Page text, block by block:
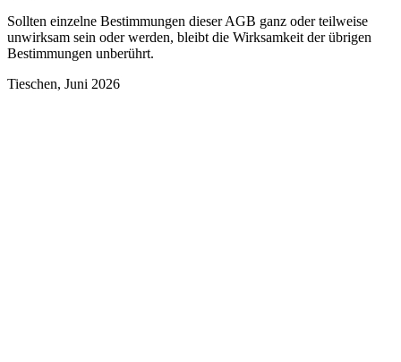
Sollten einzelne Bestimmungen dieser AGB ganz oder teilweise
unwirksam sein oder werden, bleibt die Wirksamkeit der übrigen
Bestimmungen unberührt.
Tieschen, Juni 2026